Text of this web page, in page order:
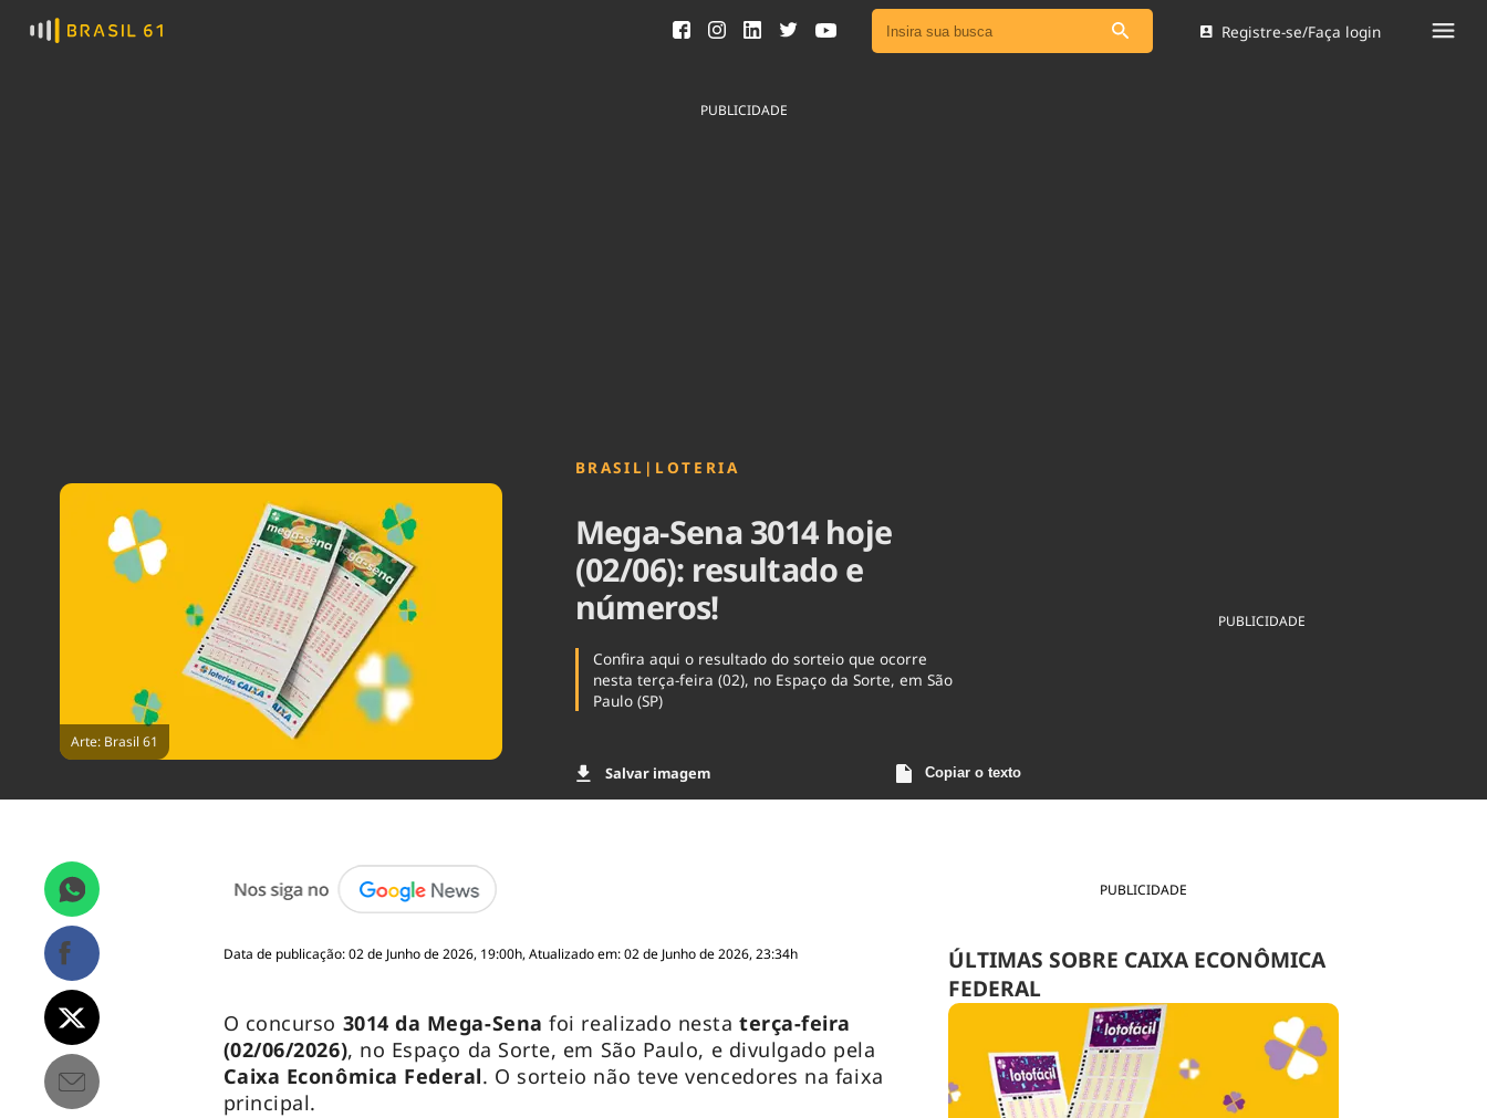
Ver todas as notícias
Registre-se/Faça login
PUBLICIDADE
Arte: Brasil 61
BRASIL | LOTERIA
Mega-Sena 3014 hoje
(02/06): resultado e
números!
Confira aqui o resultado do sorteio que ocorre
nesta terça-feira (02), no Espaço da Sorte, em São
Paulo (SP)
Salvar imagem Copiar o texto
PUBLICIDADE
PUBLICIDADE
ÚLTIMAS SOBRE CAIXA ECONÔMICA
FEDERAL
Data de publicação: 02 de Junho de 2026, 19:00h, Atualizado em: 02 de Junho de 2026, 23:34h
O concurso 3014 da Mega-Sena foi realizado nestaterça-feira
(02/06/2026), no Espaço da Sorte, em São Paulo, e divulgado pela
Caixa Econômica Federal. O sorteio não teve vencedores na faixa
principal.